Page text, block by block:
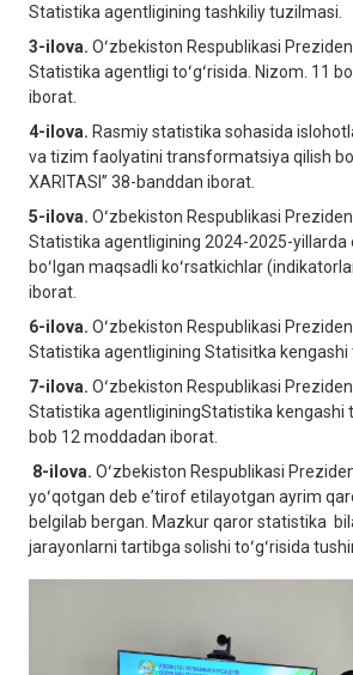
Statistika agentligining tashkiliy tuzilmasi.
3-ilova. Oʻzbekiston Respublikasi
Statistika agentligi toʻgʻrisida. Nizom. 11
iborat.
4-ilova. Rasmiy statistika sohasida
va tizim faolyatini transformatsiya qilish
XARITASI” 38-banddan iborat.
5-ilova. Oʻzbekiston Respublikasi
Statistika agentligining 2024-2025-yillarda
boʻlgan maqsadli koʻrsatkichlar
iborat.
6-ilova. Oʻzbekiston Respublikasi
Statistika agentligining Statisitka kengashi
7-ilova. Oʻzbekiston Respublikasi
Statistika agentliginingStatistika kengashi
bob 12 moddadan iborat.
8-ilova. Oʻzbekiston Respublikasi
yoʻqotgan deb eʼtirof etilayotgan ayrim
belgilab bergan. Mazkur qaror statistika
jarayonlarni tartibga solishi toʻgʻrisida